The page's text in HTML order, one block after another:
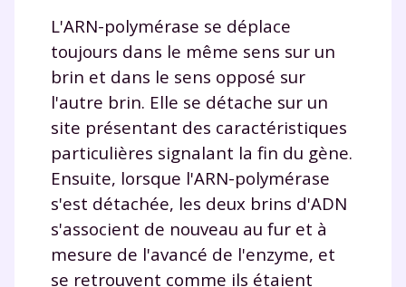
L'ARN-polymérase se déplace
toujours dans le même sens sur un
brin et dans le sens opposé sur
l'autre brin. Elle se détache sur un
site présentant des caractéristiques
particulières signalant la fin du gène.
Ensuite, lorsque l'ARN-polymérase
s'est détachée, les deux brins d'ADN
s'associent de nouveau au fur et à
mesure de l'avancé de l'enzyme, et
se retrouvent comme ils étaient